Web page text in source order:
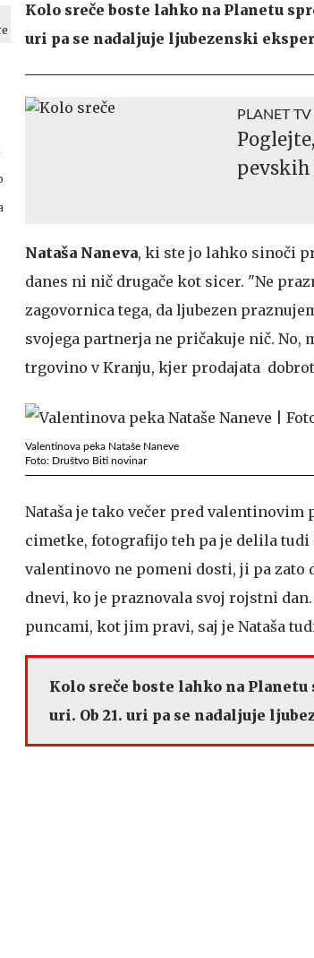
Kolo sreče boste lahko na Planetu
uri pa se nadaljuje ljubezenski
PLANET TV
Nataša Naneva, ki ste jo lahko sinoči
danes ni nič drugače kot sicer. "Ne
zagovornica tega, da ljubezen
svojega partnerja ne pričakuje nič. No,
trgovino v Kranju, kjer prodajata
Valentinova peka Nataše Naneve
Foto: Društvo Biti novinar
Nataša je tako večer pred
cimetke, fotografijo teh pa je delila
valentinovo ne pomeni dosti, ji pa zato
dnevi, ko je praznovala svoj rojstni
puncami, kot jim pravi, saj je Nataša
Kolo sreče boste lahko na
uri. Ob 21. uri pa se nadaljuje